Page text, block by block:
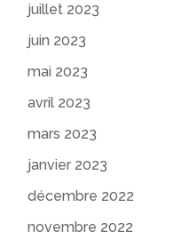
juillet 2023
juin 2023
mai 2023
avril 2023
mars 2023
janvier 2023
décembre 2022
novembre 2022